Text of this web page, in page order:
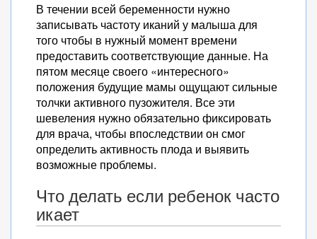
В течении всей беременности нужно
записывать частоту иканий у малыша для
того чтобы в нужный момент времени
предоставить соответствующие данные. На
пятом месяце своего «интересного»
положения будущие мамы ощущают сильные
толчки активного пузожителя. Все эти
шевеления нужно обязательно фиксировать
для врача, чтобы впоследствии он смог
определить активность плода и выявить
возможные проблемы.
Что делать если ребенок часто
икает